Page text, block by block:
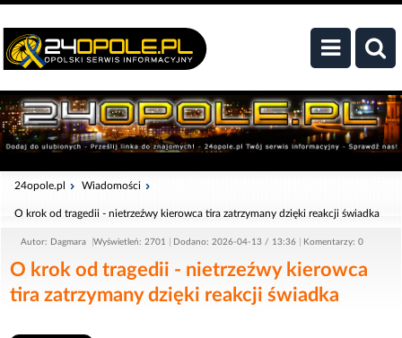
24opole.pl Wiadomości
O krok od tragedii - nietrzeźwy kierowca tira zatrzymany dzięki reakcji świadka
Autor: Dagmara Wyświetleń: 2701 Dodano: 2026-04-13 / 13:36 Komentarzy: 0
O krok od tragedii - nietrzeźwy kierowca
tira zatrzymany dzięki reakcji świadka